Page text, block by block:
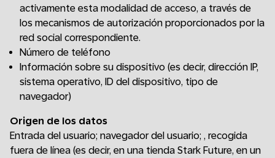
activamente esta modalidad de acceso, a través de
los mecanismos de autorización proporcionados por la
red social correspondiente.
Número de teléfono
Información sobre su dispositivo (es decir, dirección IP,
sistema operativo, ID del dispositivo, tipo de
navegador)
Origen de los datos
Entrada del usuario; navegador del usuario; , recogida
fuera de línea (es decir, en una tienda Stark Future, en un